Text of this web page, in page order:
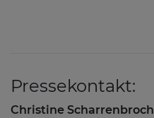
Pressekontakt:
Christine Scharrenbroch